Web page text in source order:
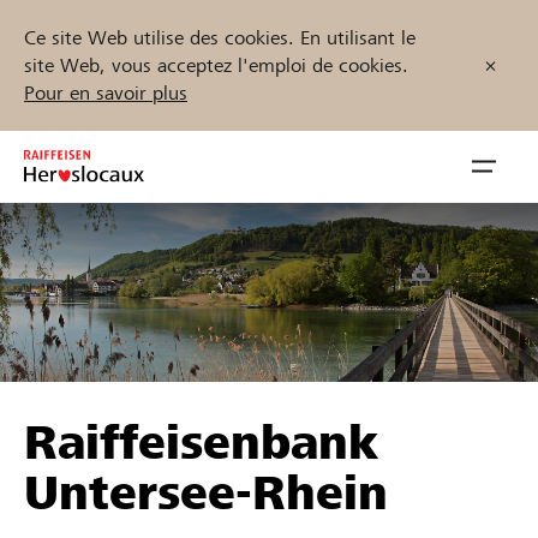
Ce site Web utilise des cookies. En utilisant le
site Web, vous acceptez l'emploi de cookies.
Pour en savoir plus
Inhalt
springen
öffnen
Parrainer
Soutien & assistance
Trouvez des projets et des organisations
Démarrez maintenant
Raiffeisenbank
Untersee-Rhein